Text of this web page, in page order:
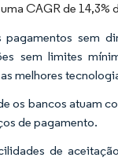
CAGR de
sem
sem limites
melhores
os bancos atuam
de pagamento.
de